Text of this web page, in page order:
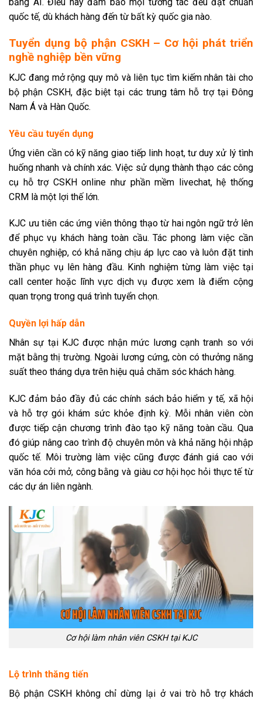
bằng AI. Điều này đảm bảo mọi tương tác đều đạt chuẩn
quốc tế, dù khách hàng đến từ bất kỳ quốc gia nào.
Tuyển dụng bộ phận CSKH – Cơ hội phát triển
nghề nghiệp bền vững
KJC đang mở rộng quy mô và liên tục tìm kiếm nhân tài cho
bộ phận CSKH, đặc biệt tại các trung tâm hỗ trợ tại Đông
Nam Á và Hàn Quốc.
Yêu cầu tuyển dụng
Ứng viên cần có kỹ năng giao tiếp linh hoạt, tư duy xử lý tình
huống nhanh và chính xác. Việc sử dụng thành thạo các công
cụ hỗ trợ CSKH online như phần mềm livechat, hệ thống
CRM là một lợi thế lớn.
KJC ưu tiên các ứng viên thông thạo từ hai ngôn ngữ trở lên
để phục vụ khách hàng toàn cầu. Tác phong làm việc cần
chuyên nghiệp, có khả năng chịu áp lực cao và luôn đặt tinh
thần phục vụ lên hàng đầu. Kinh nghiệm từng làm việc tại
call center hoặc lĩnh vực dịch vụ được xem là điểm cộng
quan trọng trong quá trình tuyển chọn.
Quyền lợi hấp dẫn
Nhân sự tại KJC được nhận mức lương cạnh tranh so với
mặt bằng thị trường. Ngoài lương cứng, còn có thưởng năng
suất theo tháng dựa trên hiệu quả chăm sóc khách hàng.
KJC đảm bảo đầy đủ các chính sách bảo hiểm y tế, xã hội
và hỗ trợ gói khám sức khỏe định kỳ. Mỗi nhân viên còn
được tiếp cận chương trình đào tạo kỹ năng toàn cầu. Qua
đó giúp nâng cao trình độ chuyên môn và khả năng hội nhập
quốc tế. Môi trường làm việc cũng được đánh giá cao với
văn hóa cởi mở, công bằng và giàu cơ hội học hỏi thực tế từ
các dự án liên ngành.
Cơ hội làm nhân viên CSKH tại KJC
Lộ trình thăng tiến
Bộ phận CSKH không chỉ dừng lại ở vai trò hỗ trợ khách